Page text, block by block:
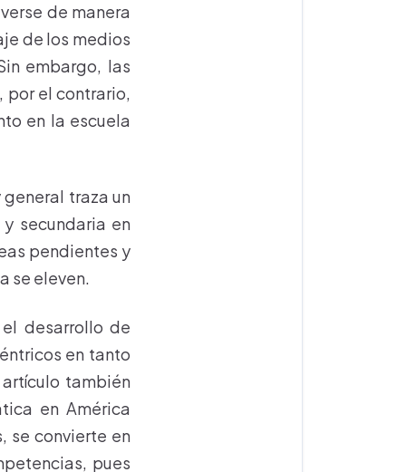
de manera
de los medios
embargo, las
por el contrario,
en la escuela
traza un
secundaria en
pendientes y
se eleven.
desarrollo de
en tanto
también
en América
se convierte en
pues